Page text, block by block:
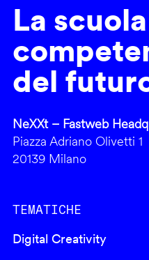
La
del
NeXXt – Fastweb
Piazza Adriano Olivetti 1
20139 Milano
TEMATICHE
Digital Creativity